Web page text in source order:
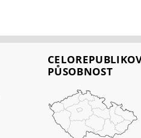
PŮSOBNOST